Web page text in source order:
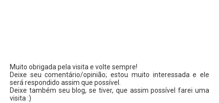
Muito obrigada pela visita e volte sempre!
Deixe seu comentário/opinião; estou muito interessada e ele
será respondido assim que possível.
Deixe também seu blog, se tiver, que assim possível farei uma
visita :)